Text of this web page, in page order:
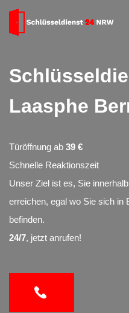
Laasphe
Türöffnung ab 39 €
Schnelle Reaktionszeit
Unser Ziel ist es, Sie
erreichen, egal wo Sie sich in
befinden.
24/7, jetzt anrufen!